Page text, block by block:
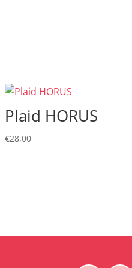
Plaid HORUS
€28,00